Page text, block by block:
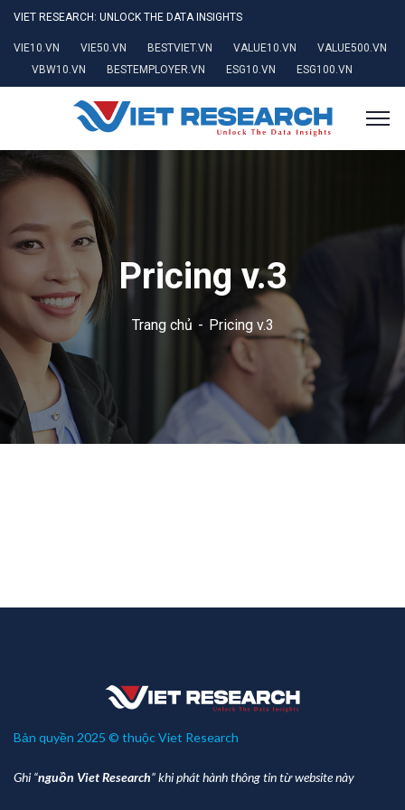
VIET RESEARCH: UNLOCK THE DATA INSIGHTS
VIE10.VN VIE50.VN BESTVIET.VN VALUE10.VN
VALUE500.VN
VBW10.VN
BESTEMPLOYER.VN ESG10.VN ESG100.VN
Pricing v.3
Trang chủ Pricing v.3
Bản quyền 2025 © thuộc Viet Research
Ghi “nguồn Viet Research” khi phát hành thông tin từ website này